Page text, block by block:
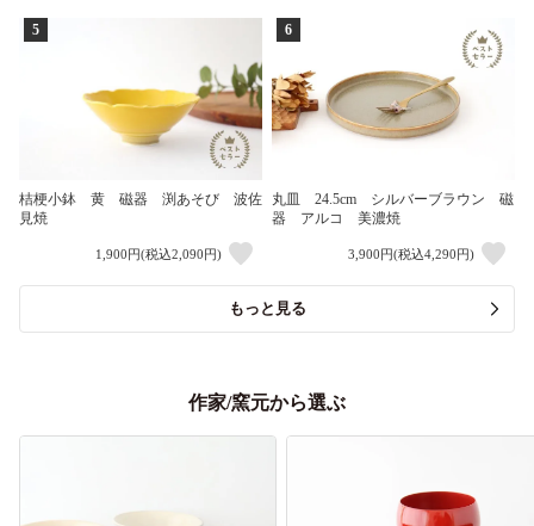
5
桔梗小鉢 黄 磁器 渕あそび 波佐
見焼
1,900円(税込2,090円)
6
丸皿 24.5cm シルバーブラウン 磁
器 アルコ 美濃焼
3,900円(税込4,290円)
もっと見る
作家/窯元から選ぶ